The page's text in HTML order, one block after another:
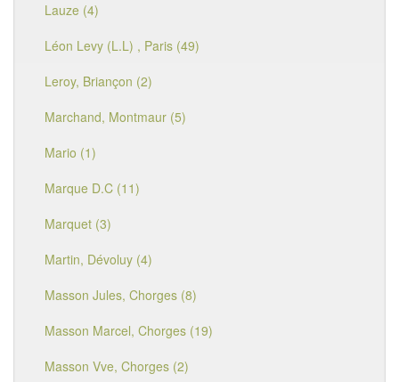
Lauze (4)
Léon Levy (L.L) , Paris (49)
Leroy, Briançon (2)
Marchand, Montmaur (5)
Mario (1)
Marque D.C (11)
Marquet (3)
Martin, Dévoluy (4)
Masson Jules, Chorges (8)
Masson Marcel, Chorges (19)
Masson Vve, Chorges (2)